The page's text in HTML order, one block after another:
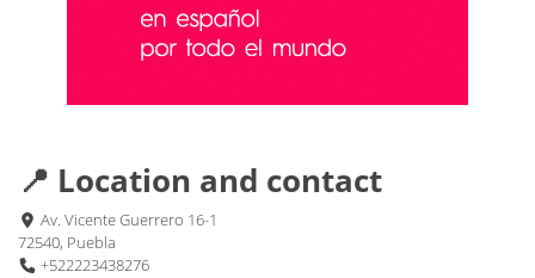
📍 Location and contact
Av. Vicente Guerrero 16-1
72540, Puebla
+522223438276